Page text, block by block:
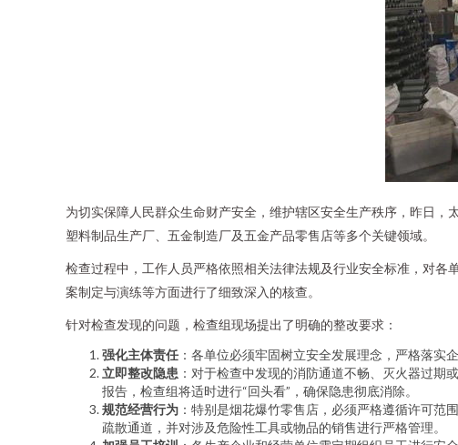
为切实保障人民群众生命财产安全，维护辖区安全生产秩序，昨日，
塑料制品生产厂、五金制造厂及五金产品零售店等多个关键领域。
检查过程中，工作人员严格依照相关法律法规及行业安全标准，对
案制定与演练等方面进行了细致深入的核查。
针对检查发现的问题，检查组现场提出了明确的整改要求：
强化主体责任 ：各单位必须牢固树立安全发展理念，严格落实
立即整改隐患 ：对于检查中发现的消防通道不畅、灭火器过
报告，检查组将适时进行“回头看”，确保隐患彻底消除。
规范经营行为 ：特别是烟花爆竹零售店，必须严格遵循许可
疏散通道，并对涉及危险性工具或物品的销售进行严格管理。